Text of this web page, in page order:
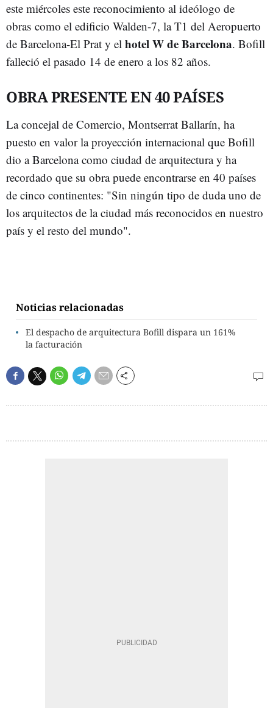
este miércoles este reconocimiento al ideólogo de
obras como el edificio Walden-7, la T1 del Aeropuerto
de Barcelona-El Prat y el hotel W de Barcelona. Bofill
falleció el pasado 14 de enero a los 82 años.
OBRA PRESENTE EN 40 PAÍSES
La concejal de Comercio, Montserrat Ballarín, ha
puesto en valor la proyección internacional que Bofill
dio a Barcelona como ciudad de arquitectura y ha
recordado que su obra puede encontrarse en 40 países
de cinco continentes: "Sin ningún tipo de duda uno de
los arquitectos de la ciudad más reconocidos en nuestro
país y el resto del mundo".
Noticias relacionadas
El despacho de arquitectura Bofill dispara un 161%
la facturación